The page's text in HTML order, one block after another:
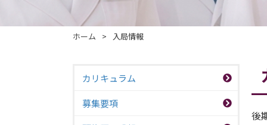
ホーム > 入局情報
後
カリキュラム
募集要項